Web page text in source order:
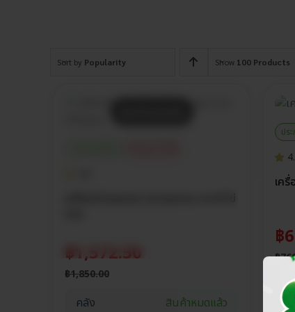
Sort by Popularity Show 100 Products
฿1,572.50
฿1,850.00
คลัง สินค้าหมดแล้ว
ปร
เค
฿
฿